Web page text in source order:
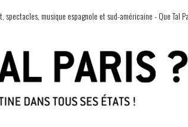
musique espagnole et sud-américaine - Que Tal